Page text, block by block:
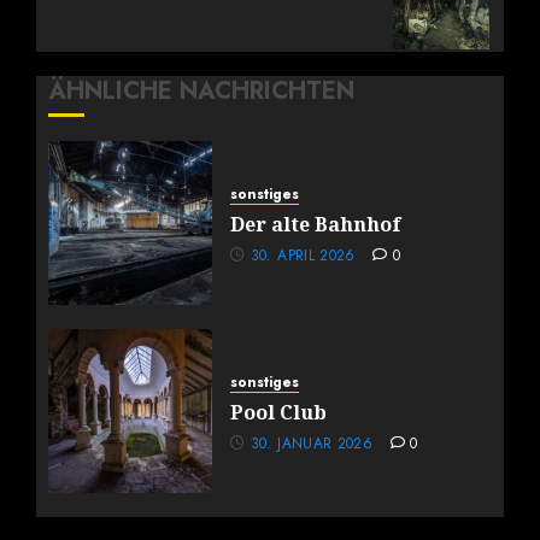
ÄHNLICHE NACHRICHTEN
sonstiges
Der alte Bahnhof
30. APRIL 2026 0
sonstiges
Pool Club
30. JANUAR 2026 0